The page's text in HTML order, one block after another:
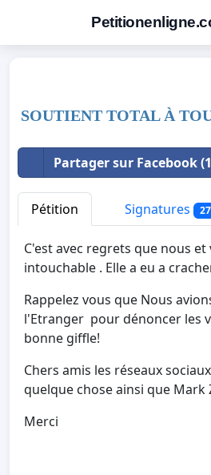
SOUTIENT TOTAL À
Partager sur Facebook
Pétition Signatures 27
C'est avec regrets que nous
intouchable . Elle a eu a
Rappelez vous que Nous
l'Etranger pour dénoncer les
bonne giffle!
Chers amis les réseaux
quelque chose ainsi que Mark
Merci